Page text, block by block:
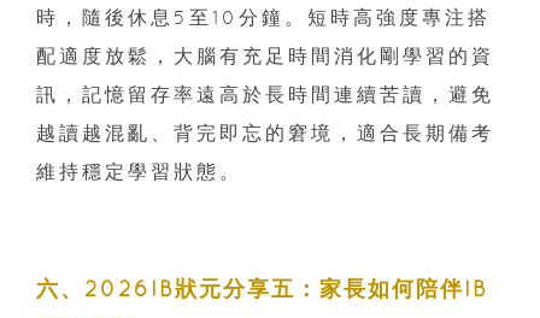
時，隨後休息5至10分鐘。短時高強度專注搭
配適度放鬆，大腦有充足時間消化剛學習的資
訊，記憶留存率遠高於長時間連續苦讀，避免
越讀越混亂、背完即忘的窘境，適合長期備考
維持穩定學習狀態。
六、2026IB狀元分享五：家長如何陪伴IB